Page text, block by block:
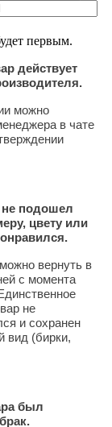
первым.
действует
можно
в чате
не подошел
цвету или
вернуть в
с момента
не
и сохранен
вид (бирки,
был